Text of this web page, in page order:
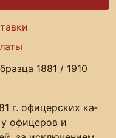
1881 / 1910
г. офицерских ка­
офицеров и